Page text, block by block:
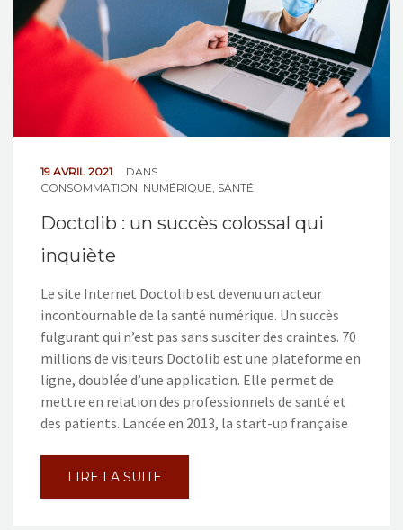
19 AVRIL 2021
DANS
CONSOMMATION NUMÉRIQUE SANTÉ
Doctolib : un succès colossal qui
inquiète
Le site Internet Doctolib est devenu un acteur
incontournable de la santé numérique. Un succès
fulgurant qui n’est pas sans susciter des craintes. 70
millions de visiteurs Doctolib est une plateforme en
ligne, doublée d’une application. Elle permet de
mettre en relation des professionnels de santé et
des patients. Lancée en 2013, la start-up française
LIRE LA SUITE